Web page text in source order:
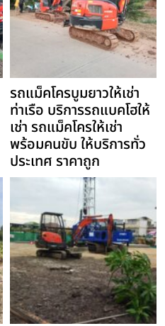
รถแม็คโครบูมยาวให้เช่า
ท่าเรือ บริการรถแบคโฮให้
เช่า รถแม็คโครให้เช่า
พร้อมคนขับ ให้บริการทั่ว
ประเทศ ราคาถูก